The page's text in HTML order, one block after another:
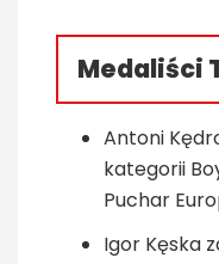
Medaliści
Antoni
kategorii
Puchar
Igor Kęska